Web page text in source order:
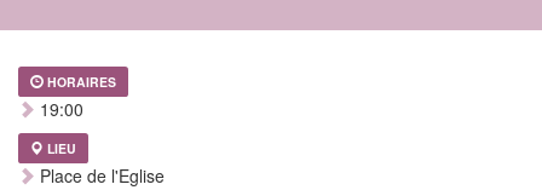
HORAIRES
19:00
LIEU
Place de l'Eglise